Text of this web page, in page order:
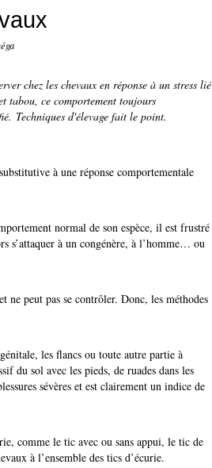
chez les chevaux en réponse à un stress lié
tabou, ce comportement toujours
Techniques d'élevage fait le point.
à une réponse comportementale
normal de son espèce, il est frustré
s’attaquer à un congénère, à l’homme… ou
peut pas se contrôler. Donc, les méthodes
les flancs ou toute autre partie à
du sol avec les pieds, de ruades dans les
sévères et est clairement un indice de
comme le tic avec ou sans appui, le tic de
à l’ensemble des tics d’écurie.